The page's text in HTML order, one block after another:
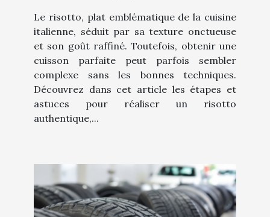
Le risotto, plat emblématique de la cuisine
italienne, séduit par sa texture onctueuse
et son goût raffiné. Toutefois, obtenir une
cuisson parfaite peut parfois sembler
complexe sans les bonnes techniques.
Découvrez dans cet article les étapes et
astuces pour réaliser un risotto
authentique,...